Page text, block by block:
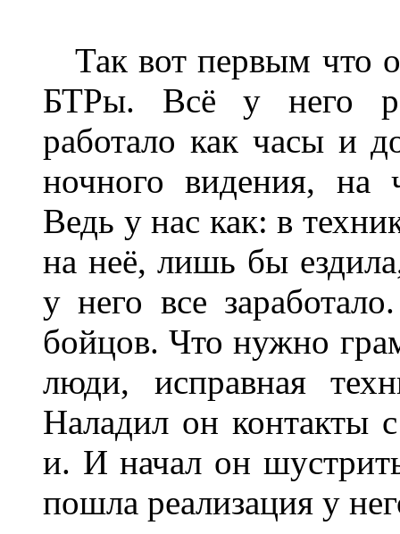
Так вот первым что
БТРы. Всё у него
работало как часы и
ночного видения, на
Ведь у нас как: в
на неё, лишь бы
у него все
бойцов. Что нужно
люди, исправная
Наладил он контакты
и. И начал он
пошла реализация у